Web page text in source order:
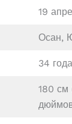
19
Осан,
34
180 см